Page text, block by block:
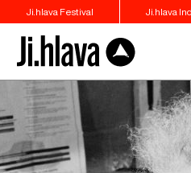
Ji.hlava Festival Ji.hlava